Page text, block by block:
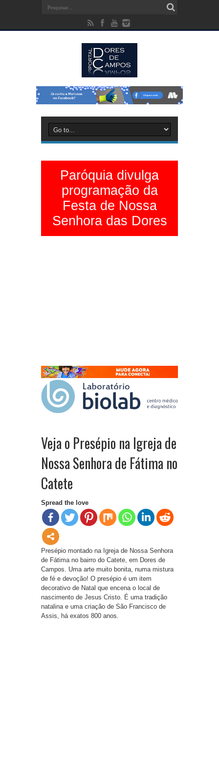
Paróquia divulga
programação da
Festa de Nossa
Senhora das Dores
Veja o Presépio na Igreja de
Nossa Senhora de Fátima no
Catete
Spread the love
Presépio montado na Igreja de Nossa Senhora
de Fátima no bairro do Catete, em Dores de
Campos. Uma arte muito bonita, numa mistura
de fé e devoção! O presépio é um item
decorativo de Natal que encena o local de
nascimento de Jesus Cristo. É uma tradição
natalina e uma criação de São Francisco de
Assis, há exatos 800 anos.